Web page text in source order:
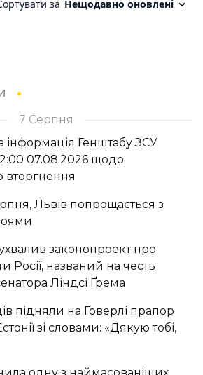
7 Серпня
інформація Генштабу ЗСУ
07.08.2026 щодо
вторгнення
Львів попрощається з
законопроект про
Росії, названий на честь
Ліндсі Ґрема
підняли на Говерлі прапор
зі словами: «Дякую тобі,